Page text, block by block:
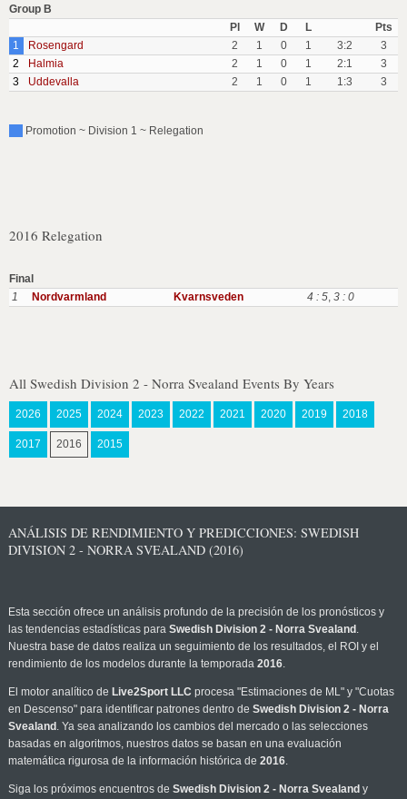
Group B
Pl
W D L
Pts
1
Rosengard 2 1 0 1 3:2
3
2
Halmia 2 1 0 1 2:1
3
3
Uddevalla 2 1 0 1 1:3 3
Promotion ~ Division 1 ~ Relegation
2016 Relegation
Final
1
Nordvarmland Kvarnsveden 4 : 5, 3 : 0
All Swedish Division 2 - Norra Svealand Events By Years
2026 2025 2024 2023 2022 2021 2020 2019 2018
2017 2016 2015
ANÁLISIS DE RENDIMIENTO Y PREDICCIONES: SWEDISH
DIVISION 2 - NORRA SVEALAND (2016)
Esta sección ofrece un análisis profundo de la precisión de los pronósticos y
las tendencias estadísticas para Swedish Division 2 - Norra Svealand .
Nuestra base de datos realiza un seguimiento de los resultados, el ROI y el
rendimiento de los modelos durante la temporada 2016.
El motor analítico de Live2Sport LLC procesa "Estimaciones de ML" y "Cuotas
en Descenso" para identificar patrones dentro de Swedish Division 2 - Norra
Svealand . Ya sea analizando los cambios del mercado o las selecciones
basadas en algoritmos, nuestros datos se basan en una evaluación
matemática rigurosa de la información histórica de 2016.
Siga los próximos encuentros de Swedish Division 2 - Norra Svealand y